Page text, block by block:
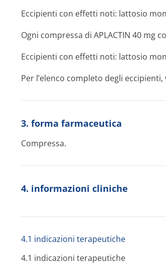
Eccipienti con effetti noti: lattosio
Ogni compressa di APLACTIN 40 mg
Eccipienti con effetti noti: lattosio
Per l’elenco completo degli
3. forma farmaceutica
Compressa.
4. informazioni cliniche
4.1 indicazioni terapeutiche
4.1 indicazioni terapeutiche